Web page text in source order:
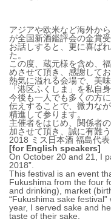
アジアや欧米など海外か
が全国新酒鑑評会の金賞
お話しすると、更に喜ば
た。
この度、蔵元様を含め、
めさせて頂き、感謝してお
熱気に溢れる会場で、美
「港区ふくしま」を私自
今後も一人でも多くの方
伝えすることで、微力な
精進して参ります。
主催者をはじめ、関係者
加させて頂き、誠に有難う
2018 ミス日本酒 福島代
[for English speakers]
On October 20 and 21, I
2018”.
This festival is an event
Fukushima from the four
and drinking), market
“Fukushima sake
year, I served sake and
taste of their sake.